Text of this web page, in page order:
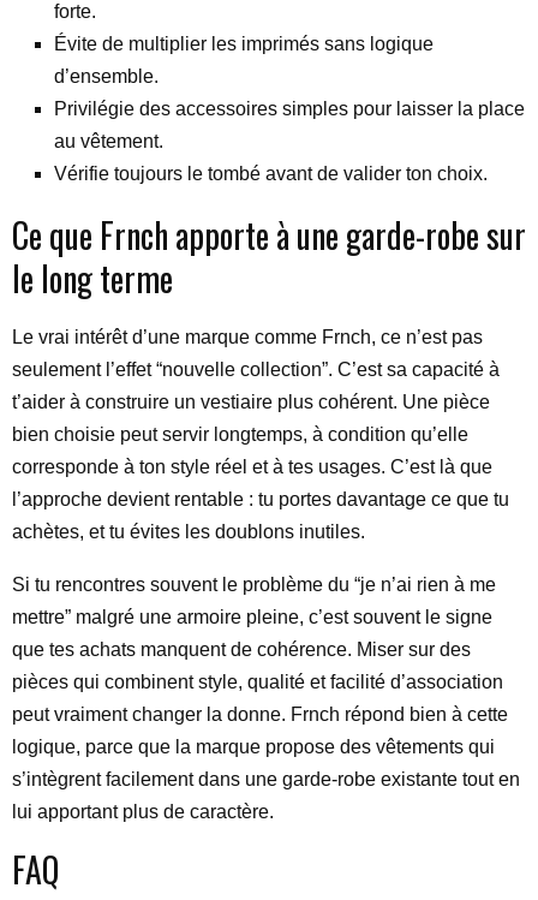
forte.
Évite de multiplier les imprimés sans logique
d’ensemble.
Privilégie des accessoires simples pour laisser la place
au vêtement.
Vérifie toujours le tombé avant de valider ton choix.
Ce que Frnch apporte à une garde-robe sur
le long terme
Le vrai intérêt d’une marque comme Frnch, ce n’est pas
seulement l’effet “nouvelle collection”. C’est sa capacité à
t’aider à construire un vestiaire plus cohérent. Une pièce
bien choisie peut servir longtemps, à condition qu’elle
corresponde à ton style réel et à tes usages. C’est là que
l’approche devient rentable : tu portes davantage ce que tu
achètes, et tu évites les doublons inutiles.
Si tu rencontres souvent le problème du “je n’ai rien à me
mettre” malgré une armoire pleine, c’est souvent le signe
que tes achats manquent de cohérence. Miser sur des
pièces qui combinent style, qualité et facilité d’association
peut vraiment changer la donne. Frnch répond bien à cette
logique, parce que la marque propose des vêtements qui
s’intègrent facilement dans une garde-robe existante tout en
lui apportant plus de caractère.
FAQ